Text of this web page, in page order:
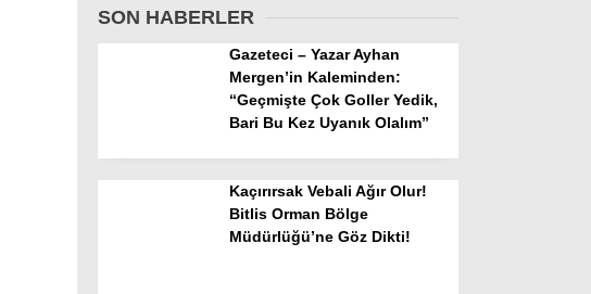
SON HABERLER
Gazeteci – Yazar Ayhan
Mergen’in Kaleminden:
“Geçmişte Çok Goller Yedik,
Bari Bu Kez Uyanık Olalım”
Kaçırırsak Vebali Ağır Olur!
Bitlis Orman Bölge
Müdürlüğü’ne Göz Dikti!